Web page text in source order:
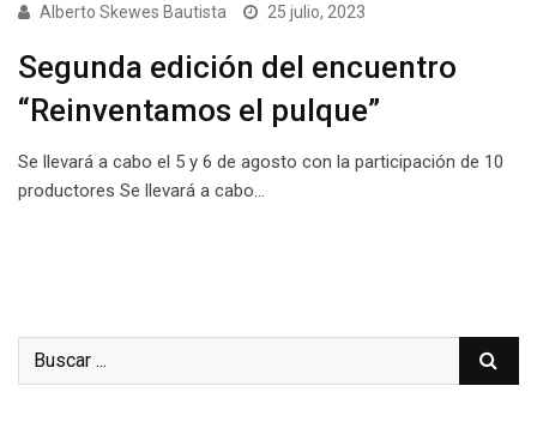
Alberto Skewes Bautista 25 julio, 2023
Segunda edición del encuentro
“Reinventamos el pulque”
Se llevará a cabo el 5 y 6 de agosto con la participación de 10
productores Se llevará a cabo…